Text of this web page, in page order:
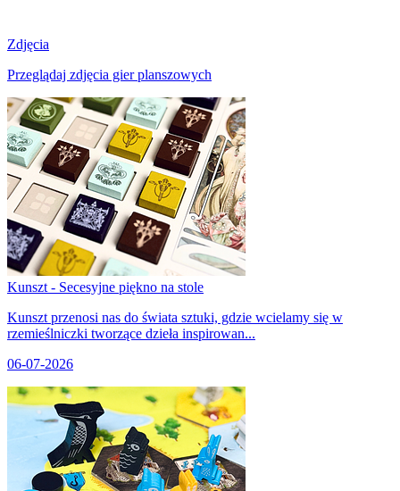
Zdjęcia
Przeglądaj zdjęcia gier planszowych
Kunszt - Secesyjne piękno na stole
Kunszt przenosi nas do świata sztuki, gdzie wcielamy się w
rzemieślniczki tworzące dzieła inspirowan...
06-07-2026